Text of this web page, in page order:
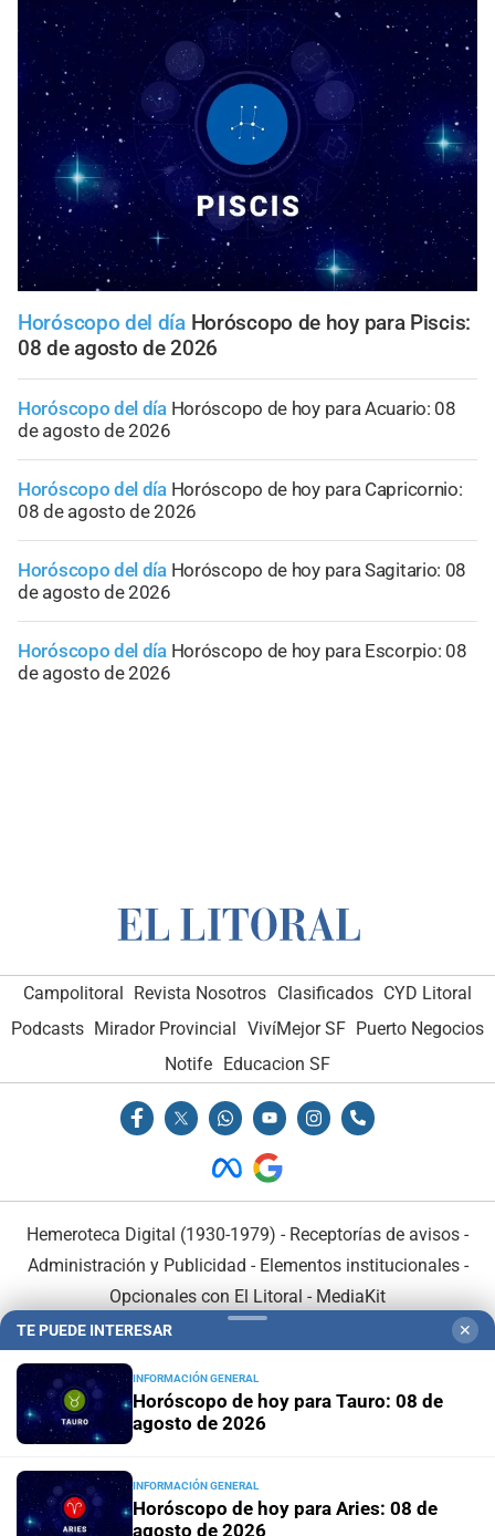
Horóscopo del día Horóscopo de hoy para Piscis:
08 de agosto de 2026
Horóscopo del día Horóscopo de hoy para Acuario: 08
de agosto de 2026
Horóscopo del día Horóscopo de hoy para Capricornio:
08 de agosto de 2026
Horóscopo del día Horóscopo de hoy para Sagitario: 08
de agosto de 2026
Horóscopo del día Horóscopo de hoy para Escorpio: 08
de agosto de 2026
Campolitoral Revista Nosotros Clasificados CYD Litoral
Podcasts Mirador Provincial VivíMejor SF Puerto Negocios
Notife Educacion SF
Hemeroteca Digital (1930-1979) - Receptorías de avisos -
Administración y Publicidad - Elementos institucionales-
Opcionales con El Litoral - MediaKit
En Asociación con:
TE PUEDE INTERESAR ✕
INFORMACIÓN GENERAL
Horóscopo de hoy para Tauro: 08 de
agosto de 2026
INFORMACIÓN GENERAL
Horóscopo de hoy para Aries: 08 de
agosto de 2026